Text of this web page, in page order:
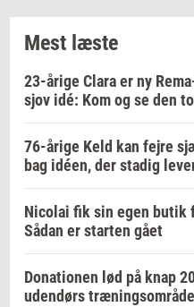
Mest læste
23-årige Clara er ny
sjov idé: Kom og se den
76-årige Keld kan fejre
bag idéen, der stadig
Nicolai fik sin egen butik
Sådan er starten gået
Donationen lød på knap
udendørs